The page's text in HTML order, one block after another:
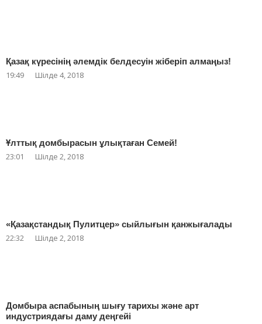
Қазақ күресінің әлемдік белдесуін жіберіп алмаңыз!
19:49 Шілде 4, 2018
Ұлттық домбырасын ұлықтаған Семей!
23:01 Шілде 2, 2018
«Қазақстандық Пулитцер» сыйлығын қанжығалады
22:32 Шілде 2, 2018
Домбыра аспабының шығу тарихы және арт
индустриядағы даму деңгейі